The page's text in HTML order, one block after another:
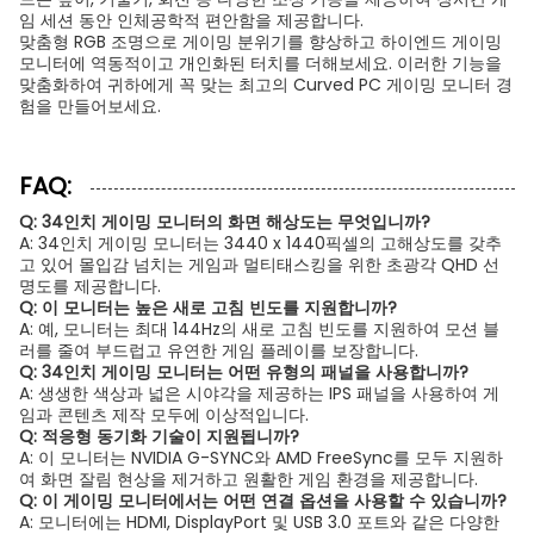
임 세션 동안 인체공학적 편안함을 제공합니다.
맞춤형 RGB 조명으로 게이밍 분위기를 향상하고 하이엔드 게이밍
모니터에 역동적이고 개인화된 터치를 더해보세요. 이러한 기능을
맞춤화하여 귀하에게 꼭 맞는 최고의 Curved PC 게이밍 모니터 경
험을 만들어보세요.
FAQ:
Q: 34인치 게이밍 모니터의 화면 해상도는 무엇입니까?
A: 34인치 게이밍 모니터는 3440 x 1440픽셀의 고해상도를 갖추
고 있어 몰입감 넘치는 게임과 멀티태스킹을 위한 초광각 QHD 선
명도를 제공합니다.
Q: 이 모니터는 높은 새로 고침 빈도를 지원합니까?
A: 예, 모니터는 최대 144Hz의 새로 고침 빈도를 지원하여 모션 블
러를 줄여 부드럽고 유연한 게임 플레이를 보장합니다.
Q: 34인치 게이밍 모니터는 어떤 유형의 패널을 사용합니까?
A: 생생한 색상과 넓은 시야각을 제공하는 IPS 패널을 사용하여 게
임과 콘텐츠 제작 모두에 이상적입니다.
Q: 적응형 동기화 기술이 지원됩니까?
A: 이 모니터는 NVIDIA G-SYNC와 AMD FreeSync를 모두 지원하
여 화면 잘림 현상을 제거하고 원활한 게임 환경을 제공합니다.
Q: 이 게이밍 모니터에서는 어떤 연결 옵션을 사용할 수 있습니까?
A: 모니터에는 HDMI, DisplayPort 및 USB 3.0 포트와 같은 다양한